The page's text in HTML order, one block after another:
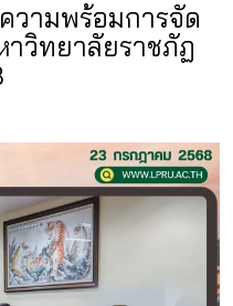
วามพร้อมการจัด
วิทยาลัยราชภัฏ